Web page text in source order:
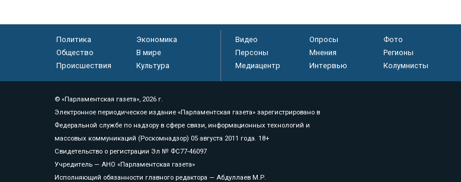
Политика
Экономика
Общество
В мире
Происшествия
Культура
Видео Опросы
Фото
Персоны
Мнения
Регионы
Медиацентр
Интервью Колумнисты
© «Парламентская газета», 2026 г.
Электронное периодическое издание «Парламентская газета» зарегистрировано в
Федеральной службе по надзору в сфере связи, информационных технологий и
массовых коммуникаций (Роскомнадзор) 05 августа 2011 года. 18+
Свидетельство о регистрации Эл № ФС77-46097
Учредитель — АНО «Парламентская газета»
Исполняющий обязанности главного редактора — Абдуллаев М.Р.